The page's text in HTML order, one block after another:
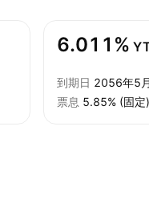
6.011%
到期日 2056年5
票息 5.85% (固定)